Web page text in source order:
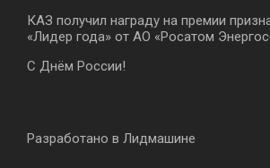
КАЗ получил награду на премии
«Лидер года» от АО «Росатом
С Днём России!
Разработано в Лидмашине